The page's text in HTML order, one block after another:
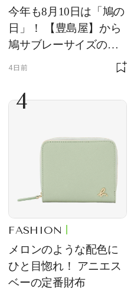
今年も8月10日は「鳩の
日」！ 【豊島屋】から
鳩サブレーサイズのポ
ーチ「はとっこ」を限
4日前
4
FASHION
メロンのような配色に
ひと目惚れ！ アニエス
ベーの定番財布